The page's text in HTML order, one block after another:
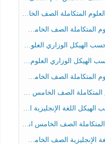
الصف الخامس عام الفصل الثالث
الخامس انسبير الفصل الثالث
الصف الخامس عام الفصل الثالث
الخامس انسبير الفصل الثالث
الصف الخامس انسبير الفصل الثالث